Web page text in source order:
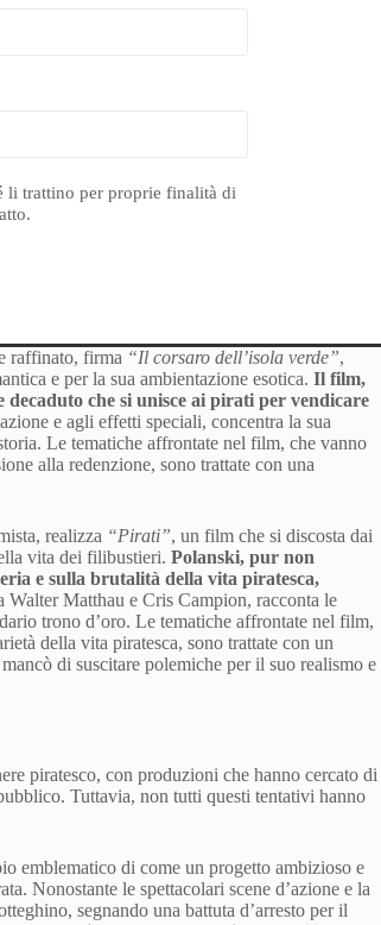
li trattino per proprie finalità di
raffinato, firma “Il corsaro dell’isola verde”,
e per la sua ambientazione esotica.Il film,
che si unisce ai pirati per vendicare
e agli effetti speciali, concentra la sua
Le tematiche affrontate nel film, che vanno
alla redenzione, sono trattate con una
realizza “Pirati”, un film che si discosta dai
vita dei filibustieri.Polanski, pur non
e sulla brutalità della vita piratesca,
Walter Matthau e Cris Campion, racconta le
trono d’oro. Le tematiche affrontate nel film,
della vita piratesca, sono trattate con un
di suscitare polemiche per il suo realismo e
piratesco, con produzioni che hanno cercato di
Tuttavia, non tutti questi tentativi hanno
emblematico di come un progetto ambizioso e
Nonostante le spettacolari scene d’azione e la
segnando una battuta d’arresto per il